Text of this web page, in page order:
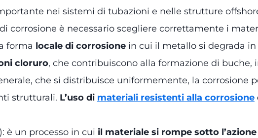
nei sistemi di tubazioni e nelle strutture
corrosione è necessario scegliere correttamente i
forma locale di corrosione in cui il metallo si degrada
cloruro, che contribuiscono alla formazione di
che si distribuisce uniformemente, la corrosione
strutturali. L’uso di materiali resistenti alla corrosione
è un processo in cui il materiale si rompe sotto